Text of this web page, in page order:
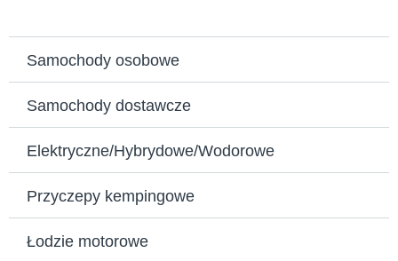
Samochody osobowe
Samochody dostawcze
Elektryczne/Hybrydowe/Wodorowe
Przyczepy kempingowe
Łodzie motorowe